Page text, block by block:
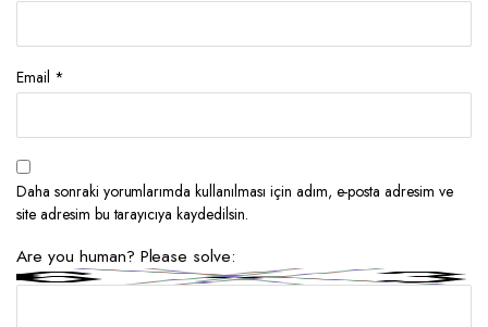
Email *
Daha sonraki yorumlarımda kullanılması için adım, e-posta adresim ve
site adresim bu tarayıcıya kaydedilsin.
Are you human? Please solve: